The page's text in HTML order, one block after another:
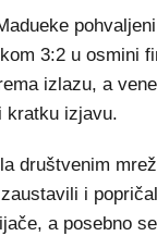
3:2 u osmini
izlazu, a
kratku izjavu.
društvenim
i
a posebno